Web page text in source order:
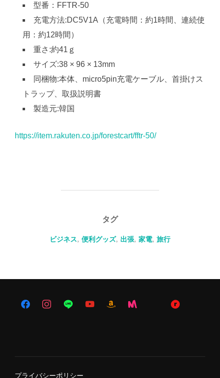
型番：FFTR-50
充電方法:DC5V1A（充電時間：約1時間、連続使
用：約12時間）
重さ:約41ｇ
サイズ:38 × 96 × 13mm
同梱物:本体、micro5pin充電ケーブル、首掛けス
トラップ、取扱説明書
製造元:韓国
https://item.rakuten.co.jp/forestcart/fftr-50/
タグ
ビジネス, 便利グッズ, 出張, 家電, 旅行
プライバシーポリシー